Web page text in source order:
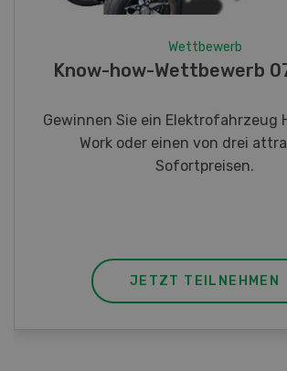
Fotorätsel 07-08/26
Gewinnen Sie eines von fünf LANDI
Taschenmessern
JETZT TEILNEHMEN